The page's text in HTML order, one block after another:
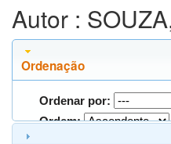
Autor :
Ordenação
Ordenar por:
Ordem: